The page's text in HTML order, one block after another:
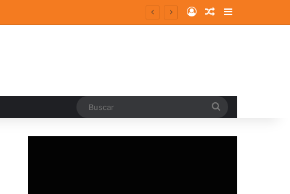
Log InRandom Article
Sidebar